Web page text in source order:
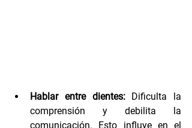
Hablar entre dientes: Dificulta la
comprensión y debilita la
comunicación. Esto influye en el